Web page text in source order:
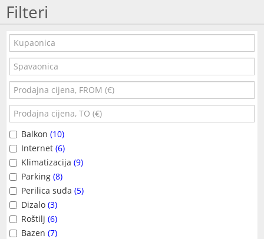
Filteri
Balkon (10)
Internet (6)
Klimatizacija (9)
Parking (8)
Perilica suđa (5)
Dizalo (3)
Roštilj (6)
Bazen (7)